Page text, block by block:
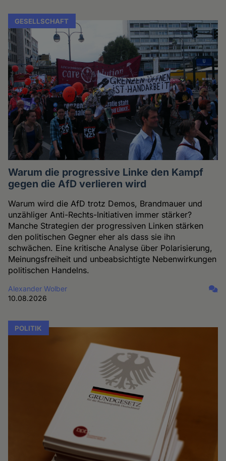
GESELLSCHAFT
Warum die progressive Linke den Kampf
gegen die AfD verlieren wird
Warum wird die AfD trotz Demos, Brandmauer und
unzähliger Anti-Rechts-Initiativen immer stärker?
Manche Strategien der progressiven Linken stärken
den politischen Gegner eher als dass sie ihn
schwächen. Eine kritische Analyse über Polarisierung,
Meinungsfreiheit und unbeabsichtigte Nebenwirkungen
politischen Handelns.
Alexander Wolber
10.08.2026
POLITIK